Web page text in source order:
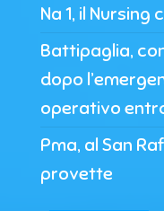
Na 1, il
Battipaglia,
dopo
operativo
Pma, al San
provette